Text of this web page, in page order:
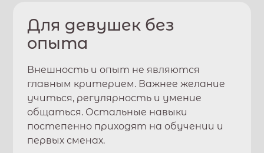
Для девушек без
опыта
Внешность и опыт не являются
главным критерием. Важнее желание
учиться, регулярность и умение
общаться. Остальные навыки
постепенно приходят на обучении и
первых сменах.